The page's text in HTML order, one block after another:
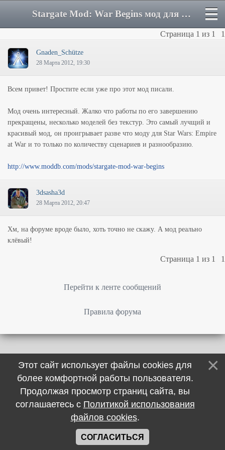
Stargate Mod: War Begins мод для Nexus: The Jupiter Incident - Форум
Страница 1 из 1 1
Gnaden_Schütze
28 Марта 2012, 19:30
Всем привет! Простите если уже про этот мод писали.
Мод очень интересный. Жалко что работы по его завершению
прекращены, несколько моделей без текстур. Это самый лучщий и
красивый мод, он проигрывает разве что моду для Star Wars: Empire
at War и то только по количеству сценариев и разнообразию.
http://www.moddb.com/mods/stargate-mod-war-begins
3dsasha3d
28 Марта 2012, 20:47
Хм, на форуме вроде было, хоть точно не скажу. А мод реально
клёвый!
Страница 1 из 1 1
Перейти к ленте сообщений
Правила форума
Этот сайт использует файлы cookies для
более комфортной работы пользователя.
Продолжая просмотр страниц сайта, вы
соглашаетесь с Политикой использования
файлов cookies.
СОГЛАСИТЬСЯ